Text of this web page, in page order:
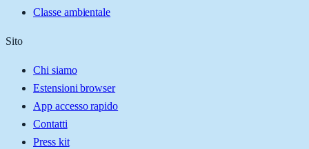
Classe ambientale
Sito
Chi siamo
Estensioni browser
App accesso rapido
Contatti
Press kit